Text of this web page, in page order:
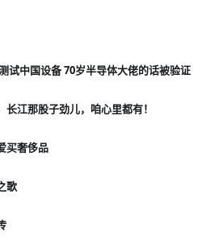
试中国设备 70岁半导体大佬的话被验证
长江那股子劲儿，咱心里都有！
买奢侈品
歌